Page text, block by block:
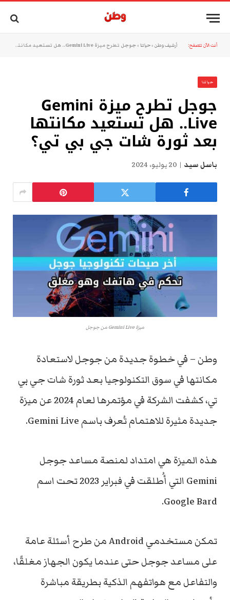
أنت الآن تتصفح: أرشيف وطن »حياتنا »جوجل تطرح ميزة Gemini Live.. هل تستعيد مكانتها بعد ثورة شات جي بي تي؟
حياتنا
جوجل تطرح ميزة Gemini
Live.. هل تستعيد مكانتها
بعد ثورة شات جي بي تي؟
باسل سيد 20 يوليو، 2024
ميزة Gemini Live من جوجل
وطن – في خطوة جديدة من جوجل لاستعادة
مكانتها في سوق التكنولوجيا بعد ثورة شات جي بي
تي، كشفت الشركة في مؤتمرها لعام 2024 عن ميزة
جديدة مثيرة للاهتمام تُعرف باسم Gemini Live.
هذه الميزة هي امتداد لمنصة مساعد جوجل
Gemini التي أُطلقت في فبراير 2023 تحت اسم
Google Bard.
تمكن مستخدمي Android من طرح أسئلة عامة
على مساعد جوجل حتى عندما يكون الجهاز مغلقًا،
والتفاعل مع هواتفهم الذكية بطريقة مباشرة